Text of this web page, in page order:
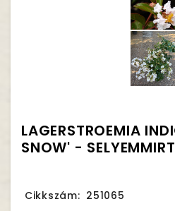
LAGERSTROEMIA
SNOW' -
Cikkszám: 251065